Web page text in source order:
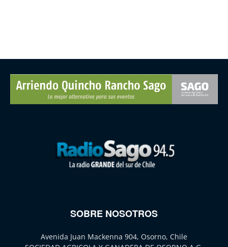
SOBRE NOSOTROS
Avenida Juan Mackenna 904, Osorno, Chile